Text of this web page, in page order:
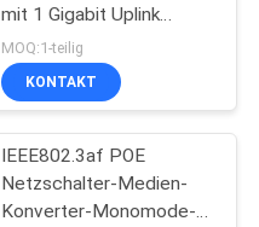
mit 1 Gigabit Uplink
Soem-ODM
MOQ:1-teilig
KONTAKT
IEEE802.3af POE
Netzschalter-Medien-
Konverter-Monomode--